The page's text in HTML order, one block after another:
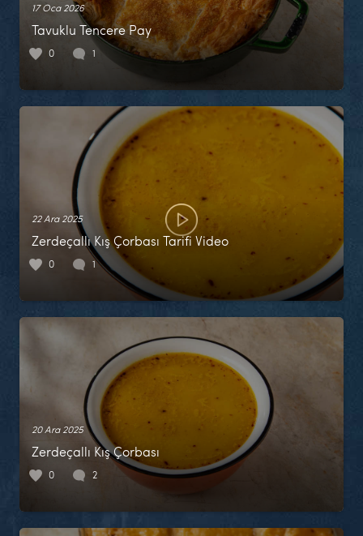
17 Oca 2026
Tavuklu Tencere Pay
0 1
22 Ara 2025
Zerdeçallı Kış Çorbası Tarifi Video
0 1
20 Ara 2025
Zerdeçallı Kış Çorbası
0 2